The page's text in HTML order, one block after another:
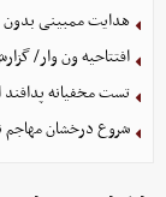
هدایت ممبینی بدون
افتتاحیه ون وار/
تست مخفیانه پدافند
شروع درخشان مهاجم